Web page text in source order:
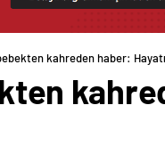
kahreden haber: